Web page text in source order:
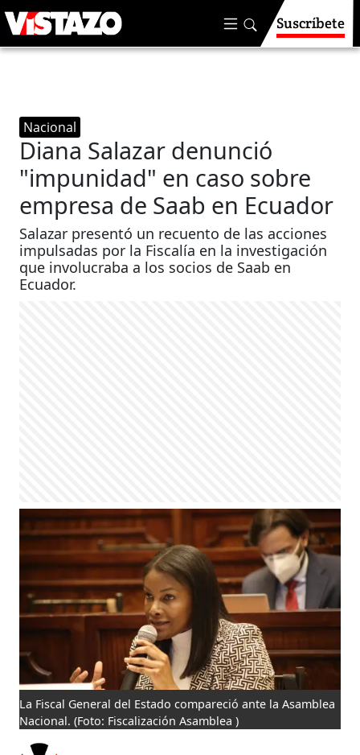
Suscríbete
Nacional
Diana Salazar denunció
"impunidad" en caso sobre
empresa de Saab en Ecuador
Salazar presentó un recuento de las acciones
impulsadas por la Fiscalía en la investigación
que involucraba a los socios de Saab en
Ecuador.
La Fiscal General del Estado compareció ante la Asamblea
Nacional.(Foto: Fiscalización Asamblea )